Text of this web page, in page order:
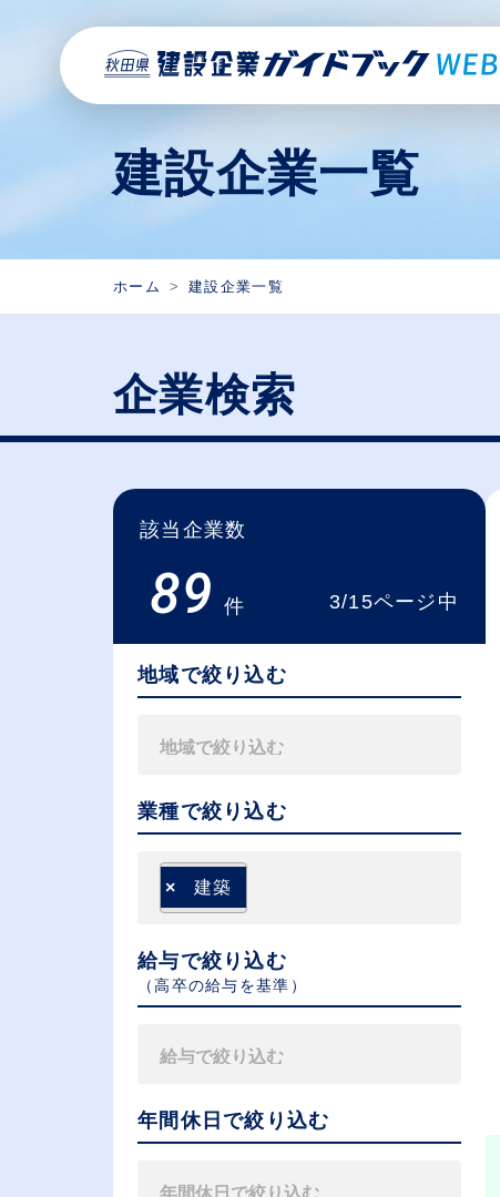
建設企業一覧
ホーム 建設企業一覧
企業検索
該当企業数
89 件 3/15ページ中
地域で絞り込む
業種で絞り込む
× 建築
給与で絞り込む
（⾼卒の給与を基準）
年間休日で絞り込む